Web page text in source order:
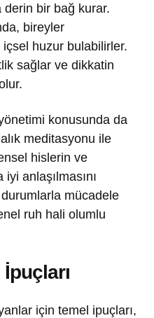
derin bir bağ kurar.
bireyler
huzur bulabilirler.
sağlar ve dikkatin
konusunda da
meditasyonu ile
hislerin ve
anlaşılmasını
mücadele
ruh hali olumlu
için temel ipuçları,